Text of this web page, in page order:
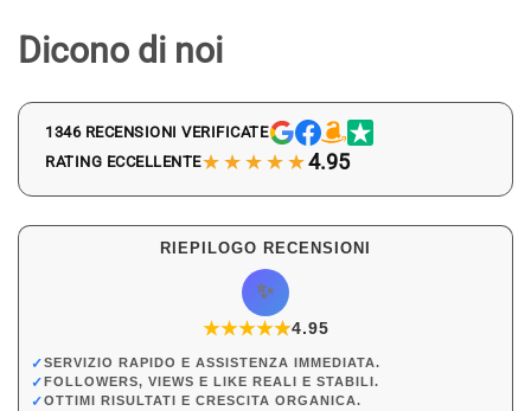
Dicono di noi
1346 RECENSIONI VERIFICATE
RATING ECCELLENTE★★★★★4.95
RIEPILOGO RECENSIONI
✨
★★★★★
★4.95
✓SERVIZIO RAPIDO E ASSISTENZA IMMEDIATA.
✓FOLLOWERS, VIEWS E LIKE REALI E STABILI.
✓OTTIMI RISULTATI E CRESCITA ORGANICA.